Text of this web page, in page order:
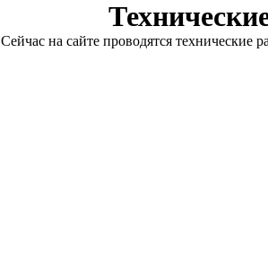
Сейчас на сайте проводятся технические